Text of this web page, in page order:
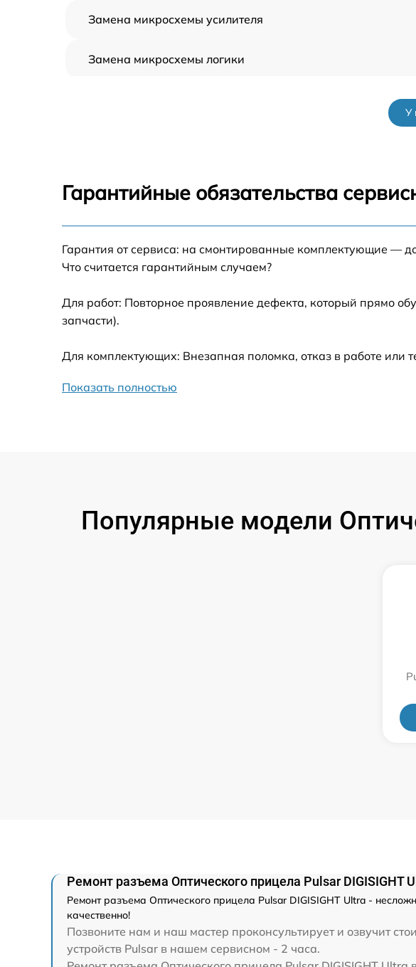
Замена микросхемы усилителя
Замена микросхемы логики
Калибровка и настройка тепловизора
Ремонт датчика синхроимпульсов
Ремонт оптики
Восстановление питания
Замена корпуса
У
Гарантийные обязательства
Гарантия от сервиса: на смонтированные комплектующие —
Что считается гарантийным случаем?
Для работ: Повторное проявление дефекта, который прямо
запчасти).
Для комплектующих: Внезапная поломка, отказ в работе или
Показать полностью
Популярные модели
Ремонт разъема Оптического прицела Pulsar DIGISIGHT
Ремонт разъема Оптического прицела Pulsar DIGISIGHT Ultra -
качественно!
Позвоните нам и наш мастер проконсультирует и озвучит
устройств Pulsar в нашем сервисном - 2 часа.